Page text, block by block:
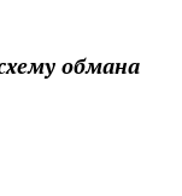
обмана